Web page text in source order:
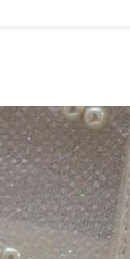
deportiva Unisex
Medias de Compresión
Deportiva Calcetín
PACK X 3 | Calceta de
diario y running en
Cobre